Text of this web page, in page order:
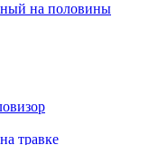
на половины
травке